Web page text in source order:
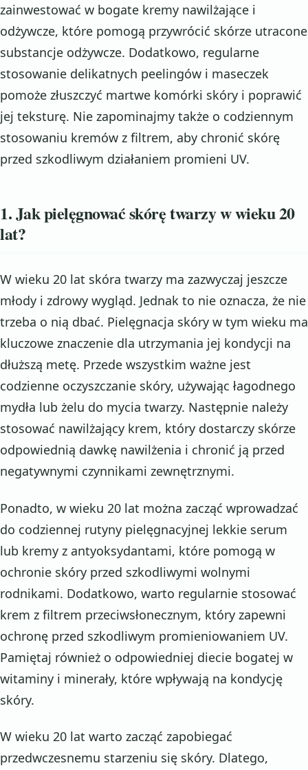
zainwestować w bogate kremy nawilżające i
odżywcze, które pomogą przywrócić skórze utracone
substancje odżywcze. Dodatkowo, regularne
stosowanie delikatnych peelingów i maseczek
pomoże złuszczyć martwe komórki skóry i poprawić
jej teksturę. Nie zapominajmy także o codziennym
stosowaniu kremów z filtrem, aby chronić skórę
przed szkodliwym działaniem promieni UV.
1. Jak pielęgnować skórę twarzy w wieku 20
lat?
W wieku 20 lat skóra twarzy ma zazwyczaj jeszcze
młody i zdrowy wygląd. Jednak to nie oznacza, że nie
trzeba o nią dbać. Pielęgnacja skóry w tym wieku ma
kluczowe znaczenie dla utrzymania jej kondycji na
dłuższą metę. Przede wszystkim ważne jest
codzienne oczyszczanie skóry, używając łagodnego
mydła lub żelu do mycia twarzy. Następnie należy
stosować nawilżający krem, który dostarczy skórze
odpowiednią dawkę nawilżenia i chronić ją przed
negatywnymi czynnikami zewnętrznymi.
Ponadto, w wieku 20 lat można zacząć wprowadzać
do codziennej rutyny pielęgnacyjnej lekkie serum
lub kremy z antyoksydantami, które pomogą w
ochronie skóry przed szkodliwymi wolnymi
rodnikami. Dodatkowo, warto regularnie stosować
krem z filtrem przeciwsłonecznym, który zapewni
ochronę przed szkodliwym promieniowaniem UV.
Pamiętaj również o odpowiedniej diecie bogatej w
witaminy i minerały, które wpływają na kondycję
skóry.
W wieku 20 lat warto zacząć zapobiegać
przedwczesnemu starzeniu się skóry. Dlatego,